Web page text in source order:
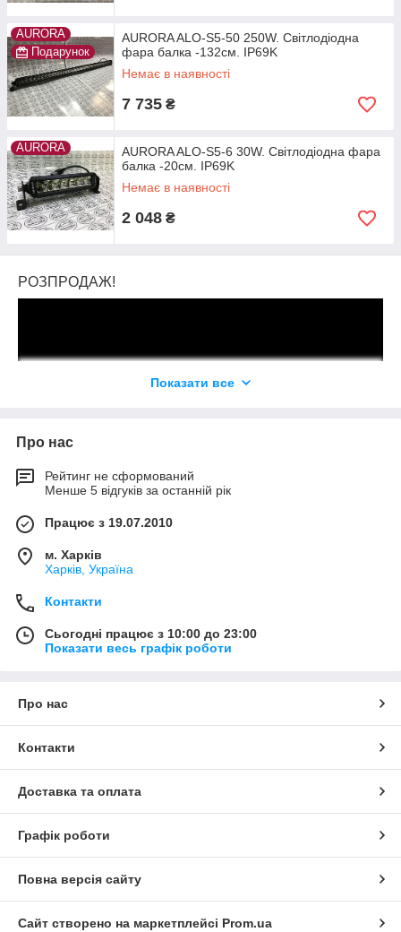
AURORA
Подарунок
AURORA ALO-S5-50 250W. Світлодіодна
фара балка -132см. IP69K
Немає в наявності
7 735 ₴
AURORA
AURORA ALO-S5-6 30W. Світлодіодна фара
балка -20см. IP69K
Немає в наявності
2 048 ₴
РОЗПРОДАЖ!
LED балки комбінованого світла AURORA ALO-S5 - балки
відомого виробника Shenzhen Aurora Technology Limited
(Китай). LED балки виготовлені в оновленому, тонкому
корпусі, на передній частині відсутні гвинти, зменшені вага та
світлодіодних балках ALO-S5 використовують оригінальні
світлодіоди фірми OSRAM потужністю 5 Вт. Світлодіоди
Показати все
Про нас
Рейтинг не сформований
Менше 5 відгуків за останній рік
Працює з 19.07.2010
м. Харків
Харків, Україна
Контакти
Сьогодні працює з 10:00 до 23:00
Показати весь графік роботи
Про нас
Контакти
Доставка та оплата
Графік роботи
Повна версія сайту
Сайт створено на маркетплейсі Prom.ua